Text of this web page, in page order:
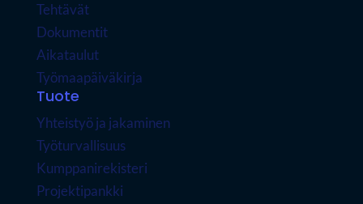
Tehtävät
Dokumentit
Aikataulut
Työmaapäiväkirja
Tuote
Yhteistyö ja jakaminen
Työturvallisuus
Kumppanirekisteri
Projektipankki